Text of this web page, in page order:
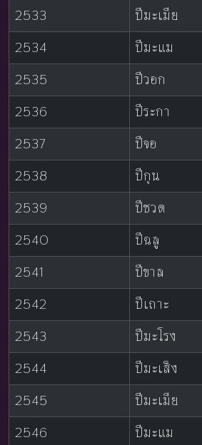
2533
ปีมะเมีย
2534
ปีมะแม
2535
ปีวอก
2536
ปีระกา
2537
ปีจอ
2538
ปีกุน
2539
ปีชวด
2540
ปีฉลู
2541
ปีขาล
2542
ปีเถาะ
2543
ปีมะโรง
2544
ปีมะเส็ง
2545
ปีมะเมีย
2546
ปีมะแม